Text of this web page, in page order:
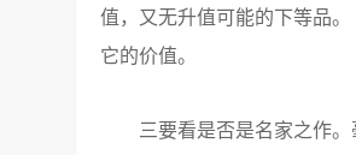
值，又无升值可能的下等品
它的价值。
三要看是否是名家之作。